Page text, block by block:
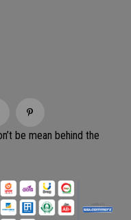
be mean behind the